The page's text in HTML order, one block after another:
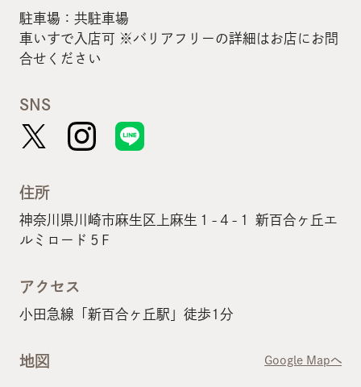
駐車場：共駐車場
車いすで入店可 ※バリアフリーの詳細はお店にお問
合せください
SNS
住所
神奈川県川崎市麻生区上麻生１-４-１ 新百合ヶ丘エ
ルミロード５F
アクセス
小田急線「新百合ヶ丘駅」徒歩1分
地図 Google Mapへ